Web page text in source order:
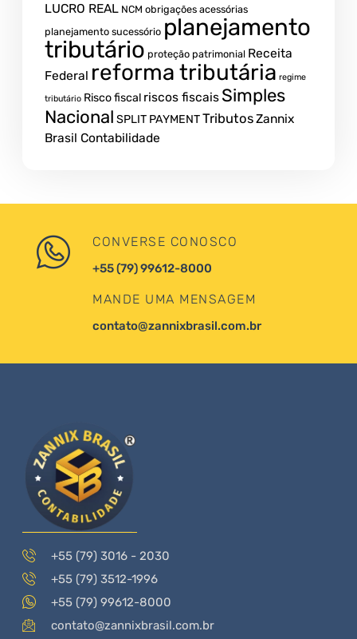
LUCRO REAL NCM obrigações acessórias
planejamento sucessório planejamento
tributário proteção patrimonial Receita
Federal reforma tributária regime
tributário Risco fiscal riscos fiscais Simples
Nacional SPLIT PAYMENTTributosZannix
Brasil Contabilidade
CONVERSE CONOSCO
+55 (79) 99612-8000
MANDE UMA MENSAGEM
contato@zannixbrasil.com.br
+55 (79) 3016 - 2030
+55 (79) 3512-1996
+55 (79) 99612-8000
contato@zannixbrasil.com.br